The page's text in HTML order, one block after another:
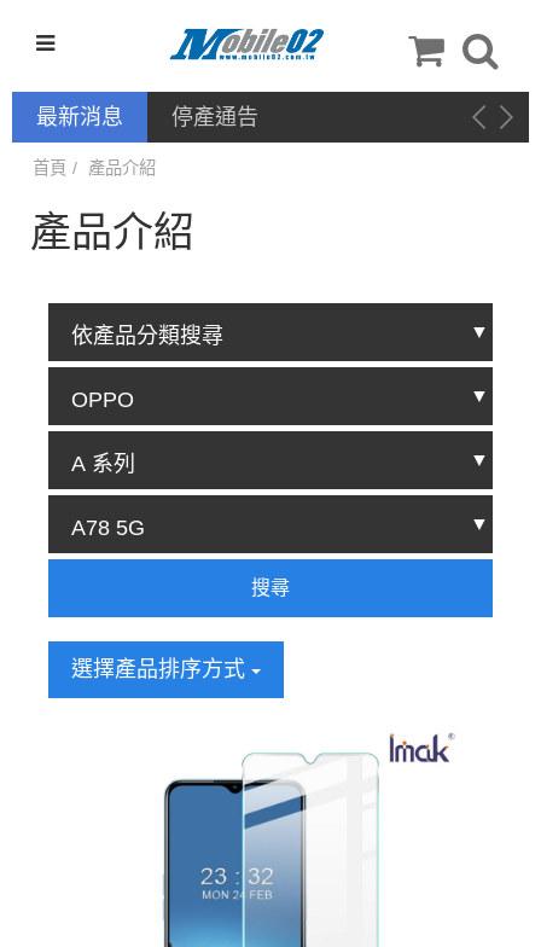
最新消息 停產通告
首頁 產品介紹
產品介紹
搜尋
選擇產品排序方式